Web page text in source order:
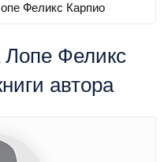
Феликс Карпио
Лопе Феликс
автора